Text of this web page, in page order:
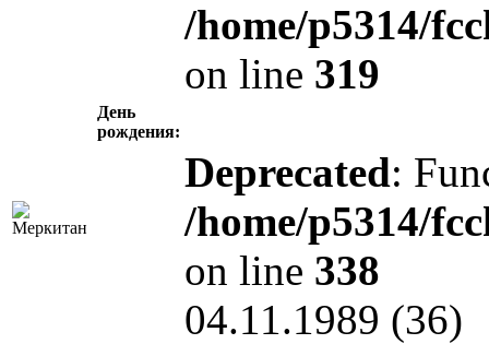
День
рождения:
/home/p5314/
on line 319
Deprecated:
/home/p5314/
on line 338
04.11.1989 (36)